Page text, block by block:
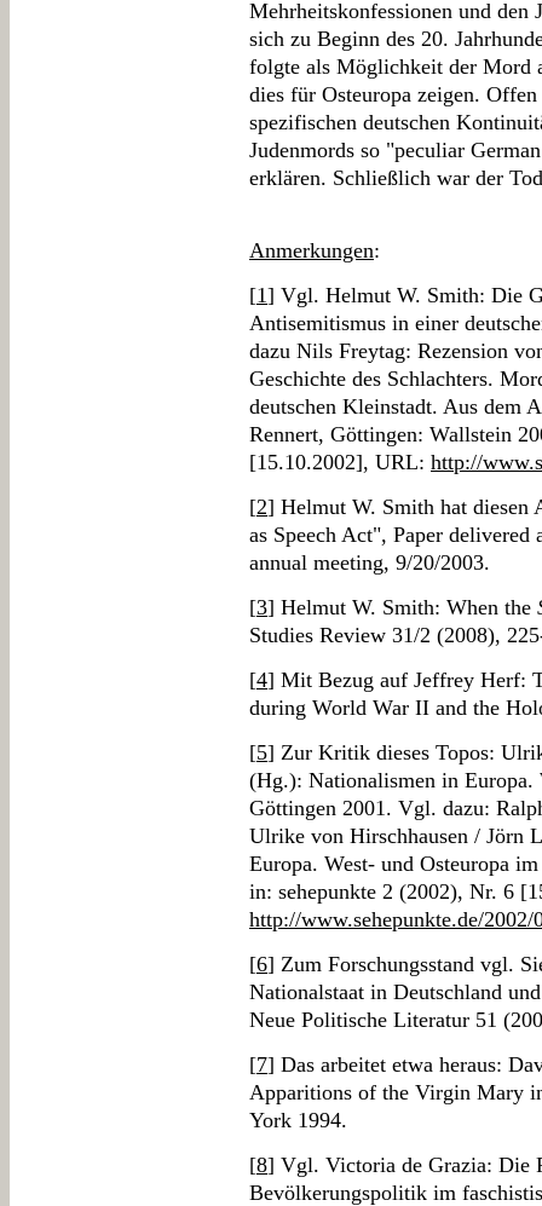
Mehrheitskonfessionen und den
sich zu Beginn des 20.
folgte als Möglichkeit der Mord
dies für Osteuropa zeigen.
spezifischen deutschen
Judenmords so "peculiar
erklären. Schließlich war der
Anmerkungen:
[1] Vgl. Helmut W. Smith: Die
Antisemitismus in einer
dazu Nils Freytag: Rezension
Geschichte des Schlachters.
deutschen Kleinstadt. Aus dem
Rennert, Göttingen: Wallstein
[15.10.2002], URL: http://
[2] Helmut W. Smith hat diesen
as Speech Act", Paper delivered
annual meeting, 9/20/2003.
[3] Helmut W. Smith: When the
Studies Review 31/2 (2008),
[4] Mit Bezug auf Jeffrey Herf:
during World War II and the
[5] Zur Kritik dieses Topos:
(Hg.): Nationalismen in Europa.
Göttingen 2001. Vgl. dazu:
Ulrike von Hirschhausen / Jörn
Europa. West- und Osteuropa
in: sehepunkte 2 (2002), Nr. 6
http://www.sehepunkte.de/2002/
[6] Zum Forschungsstand vgl.
Nationalstaat in Deutschland
Neue Politische Literatur 51
[7] Das arbeitet etwa heraus:
Apparitions of the Virgin Mary
York 1994.
[8] Vgl. Victoria de Grazia: Die
Bevölkerungspolitik im